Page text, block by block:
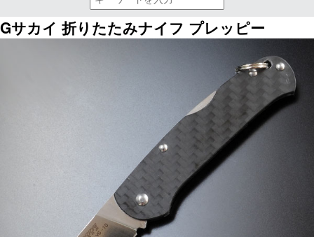
Gサカイ 折りたたみナイフ プレッピー